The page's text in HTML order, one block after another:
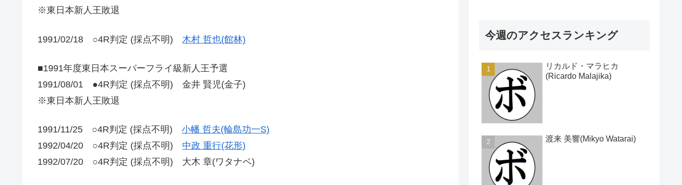
※東日本新人王敗退
1991/02/18 ○4R判定 (採点不明) 木村 哲也(館林)
■1991年度東日本スーパーフライ級新人王予選
1991/08/01 ●4R判定 (採点不明) 金井 賢児(金子)
※東日本新人王敗退
1991/11/25 ○4R判定 (採点不明) 小幡 哲夫(輪島功一S)
1992/04/20 ○4R判定 (採点不明) 中政 重行(花形)
1992/07/20 ○4R判定 (採点不明) 大木 章(ワタナベ)
今週のアクセスランキング
リカルド・マラヒカ
(Ricardo Malajika)
渡来 美響(Mikyo Watarai)